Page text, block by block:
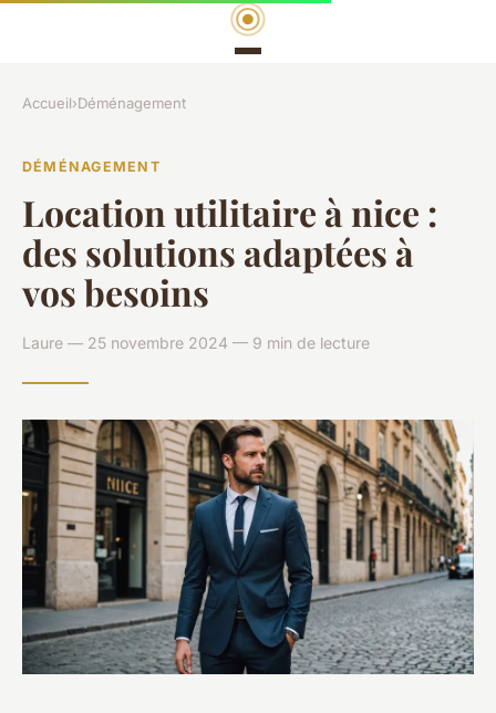
Accueil›Déménagement
DÉMÉNAGEMENT
Location utilitaire à nice :
des solutions adaptées à
vos besoins
Laure — 25 novembre 2024 — 9 min de lecture